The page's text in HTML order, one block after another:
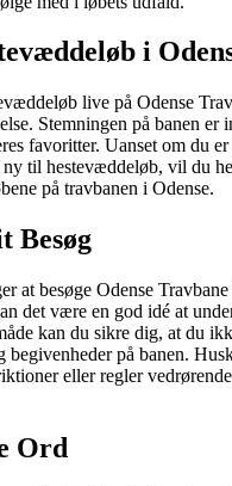
i
live på Odense
Stemningen på banen er
favoritter. Uanset om du er
ny til hestevæddeløb, vil du
på travbanen i Odense.
Besøg
at besøge Odense
det være en god idé at
kan du sikre dig, at du
begivenheder på banen.
eller regler
Ord